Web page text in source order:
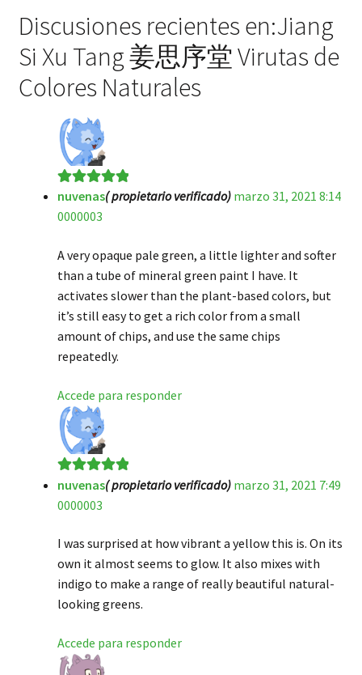
Discusiones recientes en:Jiang
Si Xu Tang 姜思序堂 Virutas de
Colores Naturales
Valorado en5
de 5
nuvenas( propietario verificado) marzo 31, 2021 8:14
0000003
A very opaque pale green, a little lighter and softer
than a tube of mineral green paint I have. It
activates slower than the plant-based colors, but
it’s still easy to get a rich color from a small
amount of chips, and use the same chips
repeatedly.
Accede para responder
Valorado en5
de 5
nuvenas( propietario verificado) marzo 31, 2021 7:49
0000003
I was surprised at how vibrant a yellow this is. On its
own it almost seems to glow. It also mixes with
indigo to make a range of really beautiful natural-
looking greens.
Accede para responder